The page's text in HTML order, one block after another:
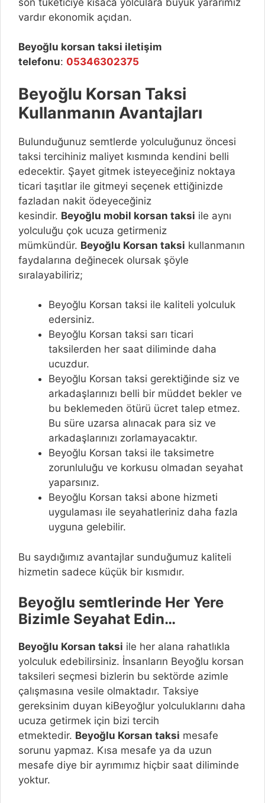
vardır ekonomik açıdan.
Beyoğlu korsan taksi iletişim
telefonu: 05346302375
Beyoğlu Korsan Taksi
Kullanmanın Avantajları
Bulunduğunuz semtlerde yolculuğunuz öncesi
taksi tercihiniz maliyet kısmında kendini belli
edecektir. Şayet gitmek isteyeceğiniz noktaya
ticari taşıtlar ile gitmeyi seçenek ettiğinizde
fazladan nakit ödeyeceğiniz
kesindir. Beyoğlu mobil korsan taksi ile aynı
yolculuğu çok ucuza getirmeniz
mümkündür. Beyoğlu Korsan taksi kullanmanın
faydalarına değinecek olursak şöyle
sıralayabiliriz;
Beyoğlu Korsan taksi ile kaliteli yolculuk
edersiniz.
Beyoğlu Korsan taksi sarı ticari
taksilerden her saat diliminde daha
ucuzdur.
Beyoğlu Korsan taksi gerektiğinde siz ve
arkadaşlarınızı belli bir müddet bekler ve
bu beklemeden ötürü ücret talep etmez.
Bu süre uzarsa alınacak para siz ve
arkadaşlarınızı zorlamayacaktır.
Beyoğlu Korsan taksi ile taksimetre
zorunluluğu ve korkusu olmadan seyahat
yaparsınız.
Beyoğlu Korsan taksi abone hizmeti
uygulaması ile seyahatleriniz daha fazla
uyguna gelebilir.
Bu saydığımız avantajlar sunduğumuz kaliteli
hizmetin sadece küçük bir kısmıdır.
Beyoğlu semtlerinde Her Yere
Bizimle Seyahat Edin…
Beyoğlu Korsan taksi ile her alana rahatlıkla
yolculuk edebilirsiniz. İnsanların Beyoğlu korsan
taksileri seçmesi bizlerin bu sektörde azimle
çalışmasına vesile olmaktadır. Taksiye
gereksinim duyan kiBeyoğlur yolculuklarını daha
ucuza getirmek için bizi tercih
etmektedir. Beyoğlu Korsan taksi mesafe
sorunu yapmaz. Kısa mesafe ya da uzun
mesafe diye bir ayrımımız hiçbir saat diliminde
yoktur.